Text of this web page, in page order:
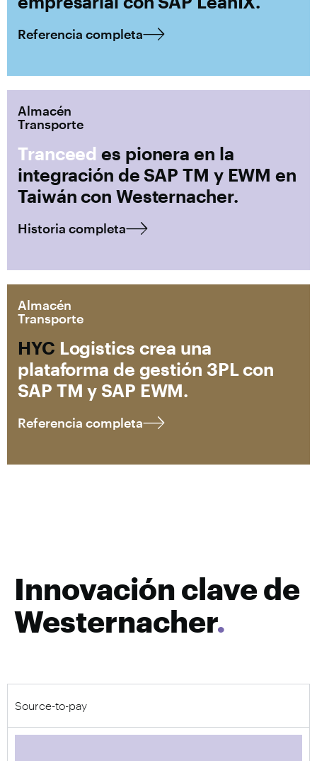
Referencia completa
Almacén
Transporte
Tranceedes pionera en la
integración de SAP TM y EWM en
Taiwán con Westernacher.
Historia completa
Almacén
Transporte
HYC Logistics crea una
plataforma de gestión 3PL con
SAP TM y SAP EWM.
Referencia completa
Innovación clave de
Westernacher.
Source-to-pay